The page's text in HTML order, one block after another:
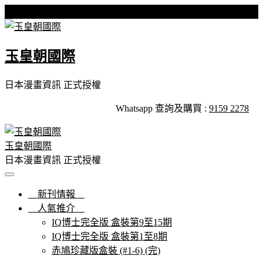
to
content
玉皇朝國際
日本漫畫資訊 正式授權
Whatsapp 查詢及購買 : 9159 2278
玉皇朝國際
日本漫畫資訊 正式授權
新刊情報
人氣推介
IQ博士完全版 盒裝第9至15期
IQ博士完全版 盒裝第1至8期
赤鳩珍藏版盒裝 (#1-6) (完)